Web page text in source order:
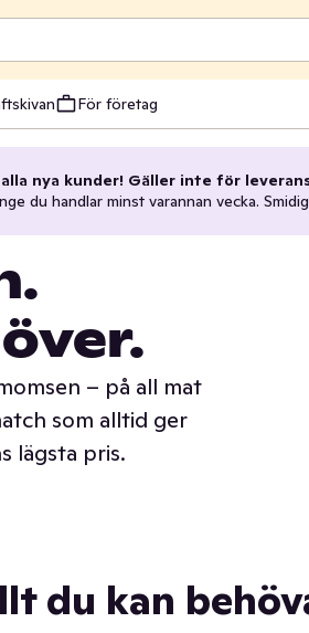
För företag
nya kunder! Gäller inte för
du handlar minst varannan vecka.
– på all mat
som alltid ger
lägsta pris.
du kan